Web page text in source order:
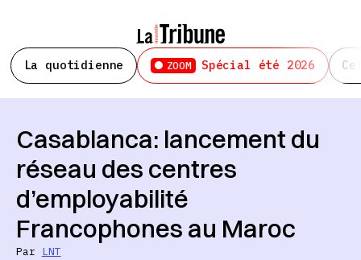
La quotidienne ZOOM Spécial été 2026
Casablanca: lancement du
réseau des centres
d’employabilité
Francophones au Maroc
Par LNT